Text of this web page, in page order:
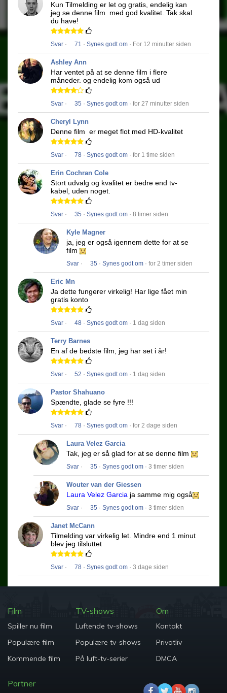
Kun Tilmelding er let og gratis, endelig kan
jeg se denne film
med god kvalitet. Tak skal
du have!
Svar · 71 · Synes godt om · For 12 minutter siden
Ashley Ann
Har ventet på at se denne film i flere
måneder. og endelig kom også ud
Svar · 35 · Synes godt om · for 27 minutter siden
Cheryl Lynn
Denne film er meget flot med HD-kvalitet
Svar · 78 · Synes godt om · for 1 time siden
Erin Cochran Cole
Stort udvalg og kvalitet er bedre end tv-
kabel, uden noget.
Svar · 35 · Synes godt om · 8 timer siden
Kyle Magner
ja, jeg er også igennem dette for at se
film
Svar · 35 · Synes godt om · for 2 timer siden
Eric Mn
Ja dette fungerer virkelig! Har lige fået min
gratis konto
Svar · 48 · Synes godt om · 1 dag siden
Terry Barnes
En af de bedste film, jeg har set i år!
Svar · 52 · Synes godt om · 1 dag siden
Pastor Shahuano
Spændte, glade se fyre !!!
Svar · 78 · Synes godt om · for 2 dage siden
Laura Velez Garcia
Tak, jeg er så glad for at se denne film
Svar · 35 · Synes godt om · 3 timer siden
Wouter van der Giessen
Laura Velez Garcia ja samme mig også
Svar · 35 · Synes godt om · 3 timer siden
Janet McCann
Tilmelding var virkelig let. Mindre end 1 minut
blev jeg tilsluttet
Svar · 78 · Synes godt om · 3 dage siden
Film
Spiller nu film
Populære film
Kommende film
TV-shows
Luftende tv-shows
Populære tv-shows
På luft-tv-serier
Om
Kontakt
Privatliv
DMCA
Partner